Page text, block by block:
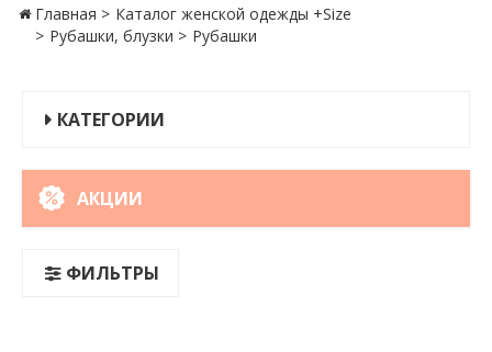
Главная
Каталог женской одежды +Size
Рубашки, блузки
Рубашки
КАТЕГОРИИ
АКЦИИ
ФИЛЬТРЫ